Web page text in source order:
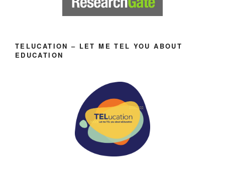
TELUCATION – LET ME TEL YOU ABOUT
EDUCATION